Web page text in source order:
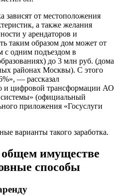
зависят от местоположения
а также желания
у арендаторов и
таким образом дом может от
с одним подъездом в
до 3 млн руб. (дома
районах Москвы). С этого
— рассказал
и цифровой трансформации АО
(официальный
приложения «Госуслуги
варианты такого заработка.
общем имуществе
способы